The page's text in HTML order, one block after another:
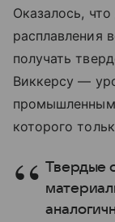
Оказалось,
расплавления
получать
Виккерсу —
которого
Твердые